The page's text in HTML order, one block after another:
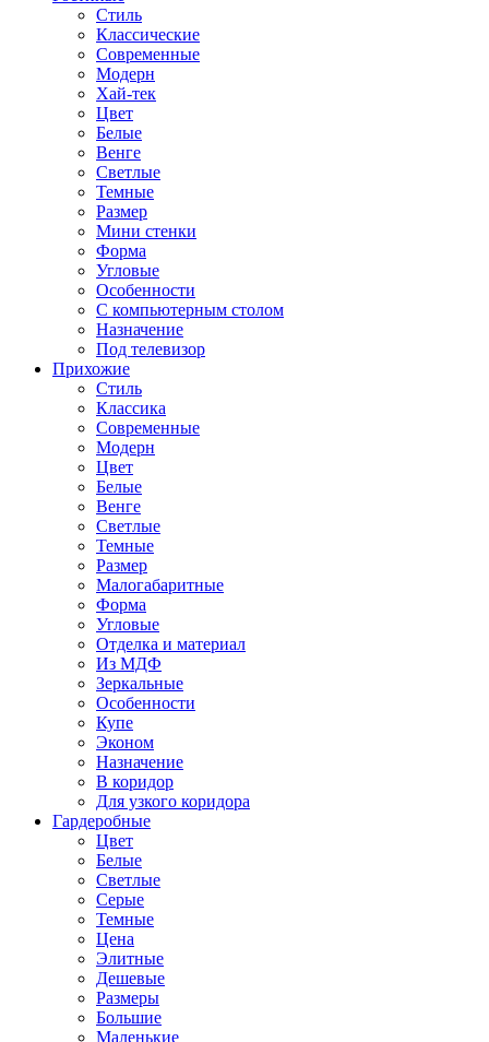
Стиль
Классические
Современные
Модерн
Хай-тек
Цвет
Белые
Венге
Светлые
Темные
Размер
Мини стенки
Форма
Угловые
Особенности
С компьютерным столом
Назначение
Под телевизор
Прихожие
Стиль
Классика
Современные
Модерн
Цвет
Белые
Венге
Светлые
Темные
Размер
Малогабаритные
Форма
Угловые
Отделка и материал
Из МДФ
Зеркальные
Особенности
Купе
Эконом
Назначение
В коридор
Для узкого коридора
Гардеробные
Цвет
Белые
Светлые
Серые
Темные
Цена
Элитные
Дешевые
Размеры
Большие
Маленькие